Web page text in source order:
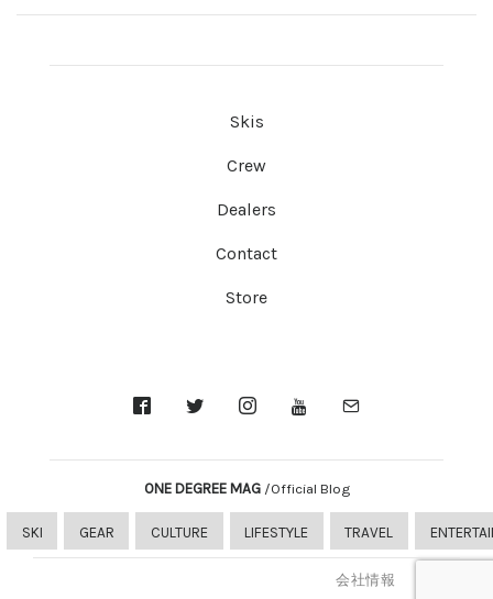
Skis
Crew
Dealers
Contact
Store
ONE DEGREE MAG /Official Blog
SKI GEAR CULTURE LIFESTYLE TRAVEL
会社情報